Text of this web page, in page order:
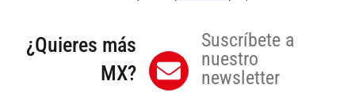
¿Quieres más
MX?
Suscríbete a
nuestro
newsletter